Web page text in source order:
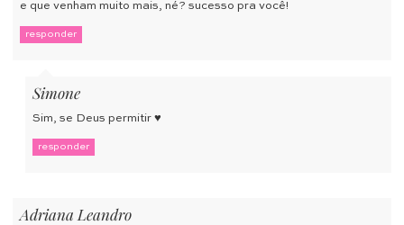
e que venham muito mais, né? sucesso pra você!
responder
Simone
Sim, se Deus permitir ♥
responder
Adriana Leandro